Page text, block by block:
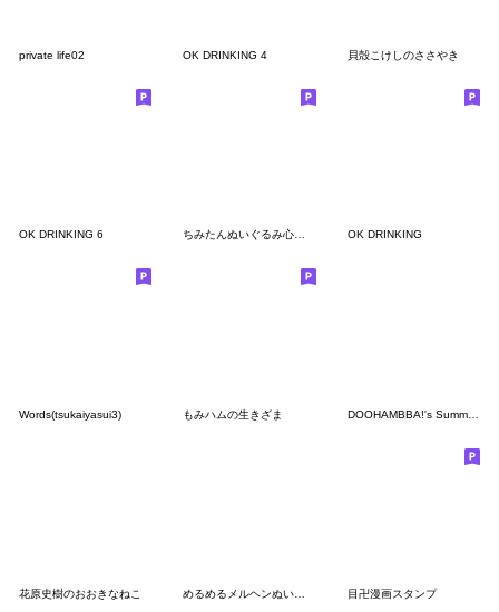
private life02 OK DRINKING 4 貝殻こけしのささやき
OK DRINKING 6 ちみたんぬいぐるみ心・体・命スタンプだ。 OK DRINKING
Words(tsukaiyasui3) もみハムの生きざま DOOHAMBBA!'s Summer Days (EN)
花原史樹のおおきなねこ 目卍漫画スタンプ